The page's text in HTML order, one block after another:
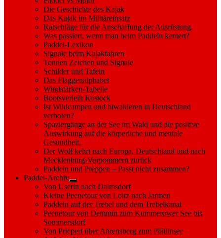
Die Geschichte des Kajak
Das Kajak im Militäreinsatz
Ratschläge für die Anschaffung der Ausrüstung.
Was passiert, wenn man beim Paddeln kentert?
Paddel-Lexikon
Signale beim Kajakfahren
Tonnen Zeichen und Signale
Schilder und Tafeln
Das Flaggenalphabet
Windstärken-Tabelle
Bootsverleih Rostock
Ist Wildcampen und biwakieren in Deutschland
verboten?
Spaziergänge an der See im Wald und die positive
Auswirkung auf die körperliche und mentale
Gesundheit.
Der Wolf kehrt nach Europa, Deutschland und nach
Mecklenburg-Vorpommern zurück
Paddeln und Preppen – Passt nicht zusammen?
Paddel-Archiv
Show
sub
menu
Von Userin nach Dalmsdorf
Kleine Peenetour von Loitz nach Jarmen
Paddeln auf der Trebel und dem Trebelkanal
Peenetour von Demmin zum Kummerower See bis
Sommersdorf
Von Priepert über Ahrensberg zum Plätlinsee